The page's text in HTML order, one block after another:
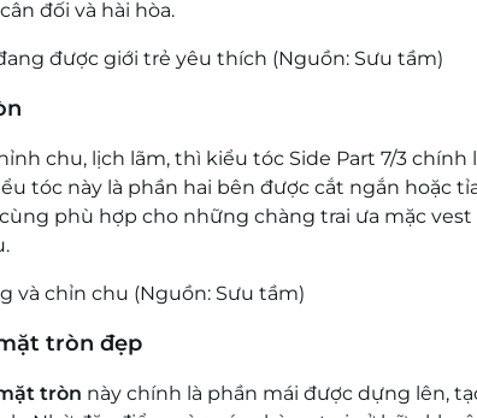
đối và hài hòa.
được giới trẻ yêu thích (Nguồn: Sưu tầm)
chu, lịch lãm, thì kiểu tóc Side Part 7/3 chính
tóc này là phần hai bên được cắt ngắn hoặc
phù hợp cho những chàng trai ưa mặc vest
và chỉn chu (Nguồn: Sưu tầm)
tròn đẹp
tròn này chính là phần mái được dựng lên,